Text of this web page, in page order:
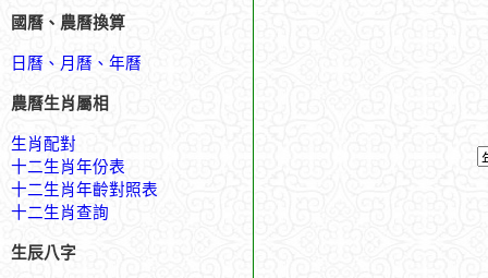
國曆、農曆換算
日曆、月曆、年曆
農曆生肖屬相
生肖配對
十二生肖年份表
十二生肖年齡對照表
十二生肖查詢
生辰八字